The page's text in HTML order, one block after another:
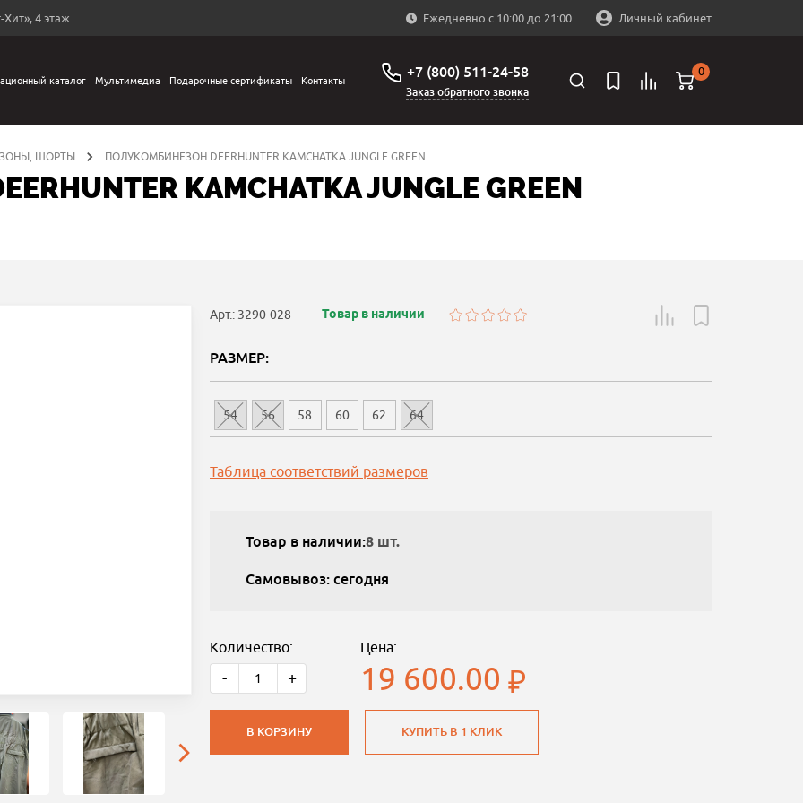
4 этаж Ежедневно с 10:00 до 21:00 Личный кабинет
каталог Мультимедиа Подарочные сертификаты Контакты +7 (800) 511-24-58
Заказ обратного звонка
0
ШОРТЫ ПОЛУКОМБИНЕЗОН DEERHUNTER KAMCHATKA JUNGLE GREEN
KAMCHATKA JUNGLE GREEN
Арт.: 3290-028 Товар в наличии
РАЗМЕР:
54 56 58 60 62 64
Таблица соответствий размеров
Товар в наличии:8 шт.
Самовывоз: сегодня
Количество:
- +
Цена:
19 600.00
В КОРЗИНУ КУПИТЬ В 1 КЛИК